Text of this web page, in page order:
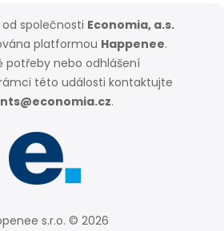
společnosti Economia, a.s.
platformou Happenee.
potřeby nebo odhlášení
této události kontaktujte
.
s.r.o. © 2026